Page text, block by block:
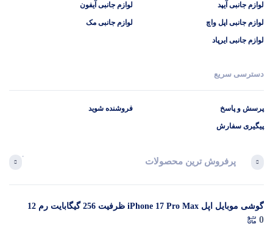
لوازم جانبی آیپد
لوازم جانبی اپل واچ
لوازم جانبی ایرپاد
لوازم جانبی آیفون
لوازم جانبی مک
دسترسی سریع
پرسش و پاسخ
پیگیری سفارش
فروشنده شوید
پرفروش ترین محصولات
گوشی موبایل اپل iPhone 17 Pro Max ظرفیت 256 گیگابایت رم 12
گیگابایت (ZAA) – Not Active رجیستر شده
0